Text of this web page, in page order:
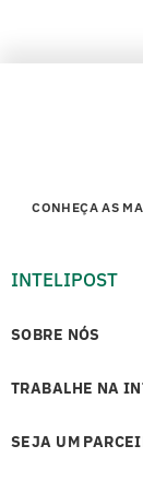
CONHEÇA AS
INTELIPOST
SOBRE NÓS
TRABALHE NA
SEJA UM